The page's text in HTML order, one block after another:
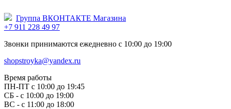
Группа ВКОНТАКТЕ Магазина
+7 911 228 49 97
Звонки принимаются ежедневно с 10:00 до 19:00
shopstroyka@yandex.ru
Время работы
ПН-ПТ c 10:00 до 19:45
СБ - с 10:00 до 19:00
ВС - с 11:00 до 18:00